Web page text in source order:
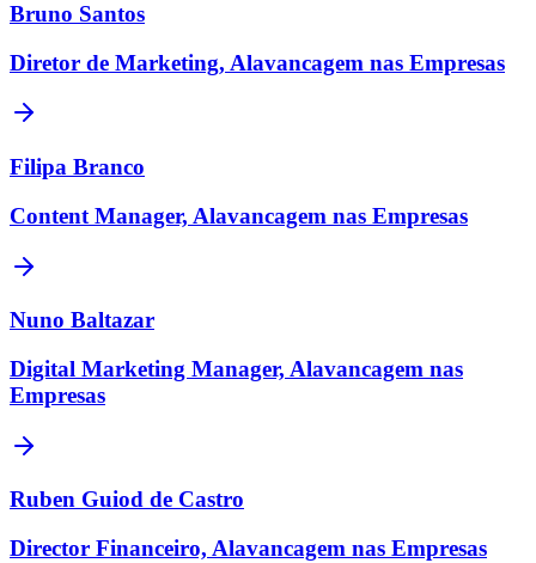
Bruno Santos
Diretor de Marketing, Alavancagem nas Empresas
Filipa Branco
Content Manager, Alavancagem nas Empresas
Nuno Baltazar
Digital Marketing Manager, Alavancagem nas
Empresas
Ruben Guiod de Castro
Director Financeiro, Alavancagem nas Empresas